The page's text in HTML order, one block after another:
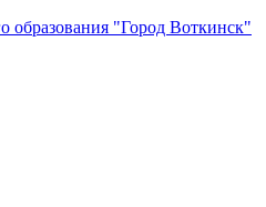
образования "Город Воткинск"